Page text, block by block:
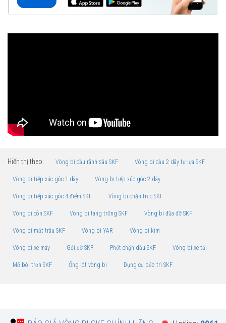
Hiển thị theo: Vòng bi cầu rãnh sâu SKF Vòng bi cầu 2 dãy tự lựa SKF
Vòng bi tiếp xúc góc 1 dãy Vòng bi tiếp xúc góc 2 dãy
Vòng bi tiếp xúc góc 4 điểm SKF Vòng bi chặn trục SKF
Vòng bi côn SKF Vòng bi tang trống SKF Vòng bi đũa đỡ SKF
Vòng bi mắt trâu SKF Vòng bi YAR Vòng bi kim
Vòng bi xe máy Gối đỡ SKF Phớt chặn dầu SKF Vòng bi xe tải
Mỡ bôi trơn SKF Ống lót vòng bi Dụng cụ bảo trì SKF